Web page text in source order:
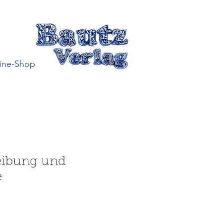
Shop
und